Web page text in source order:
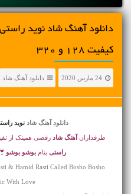
دانلود آهنگ شاد نوید
کیفیت 128 و 320
24 مارس 2020 دانلود آهنگ شاد
دانلود آهنگ شاد نوید
طرفداران آهنگ شاد رقصی همینک از
راستی بنامبوشو بوشو
& Hamid Rasti Called Bosho Bosho
With Love